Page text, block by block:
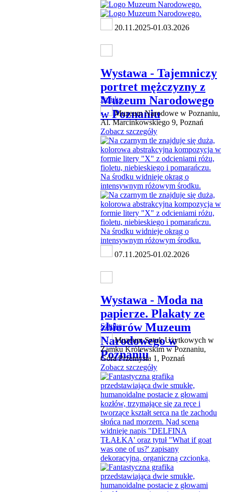
20.11.2025-01.03.2026
Wystawa - Tajemniczy
portret mężczyzny z
Muzeum Narodowego
w Poznaniu
Sztuka
Muzeum Narodowe w Poznaniu,
Al. Marcinkowskiego 9, Poznań
Zobacz szczegóły
07.11.2025-01.02.2026
Wystawa - Moda na
papierze. Plakaty ze
zbiorów Muzeum
Narodowego w
Poznaniu
Sztuka
Muzeum Sztuk Użytkowych w
Zamku Królewskim w Poznaniu,
Góra Przemysła 1, Poznań
Zobacz szczegóły